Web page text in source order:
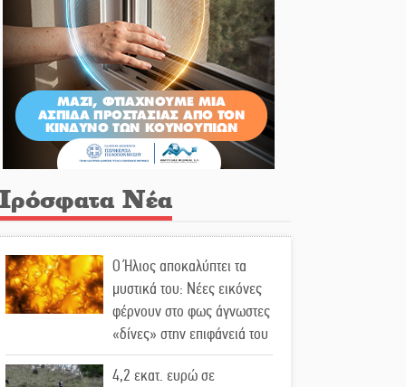
Νέα
Ο Ήλιος αποκαλύπτει τα
μυστικά του: Νέες εικόνες
φέρνουν στο φως άγνωστες
«δίνες» στην επιφάνειά του
4,2 εκατ. ευρώ σε